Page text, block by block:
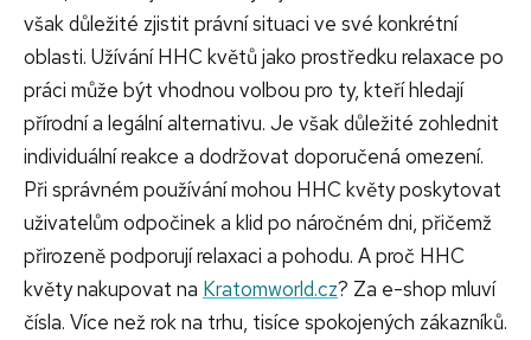
však důležité zjistit právní situaci ve své konkrétní
oblasti. Užívání HHC květů jako prostředku relaxace po
práci může být vhodnou volbou pro ty, kteří hledají
přírodní a legální alternativu. Je však důležité zohlednit
individuální reakce a dodržovat doporučená omezení.
Při správném používání mohou HHC květy poskytovat
uživatelům odpočinek a klid po náročném dni, přičemž
přirozeně podporují relaxaci a pohodu. A proč HHC
květy nakupovat na Kratomworld.cz? Za e-shop mluví
čísla. Více než rok na trhu, tisíce spokojených zákazníků.